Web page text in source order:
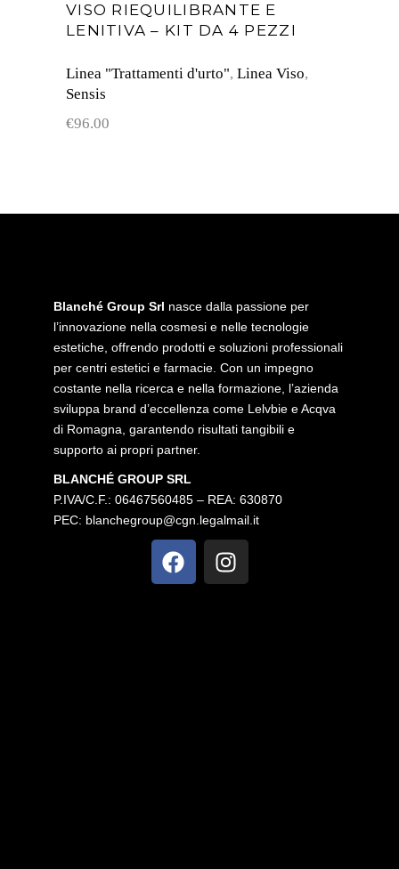
VISO RIEQUILIBRANTE E
LENITIVA – KIT DA 4 PEZZI
Linea "Trattamenti d'urto", Linea Viso,
Sensis
€96.00
Blanché Group Srl nasce dalla passione per
l’innovazione nella cosmesi e nelle tecnologie
estetiche, offrendo prodotti e soluzioni professionali
per centri estetici e farmacie. Con un impegno
costante nella ricerca e nella formazione, l’azienda
sviluppa brand d’eccellenza come Lelvbie e Acqva
di Romagna, garantendo risultati tangibili e
supporto ai propri partner.
BLANCHÉ GROUP SRL
P.IVA/C.F.: 06467560485 – REA: 630870
PEC: blanchegroup@cgn.legalmail.it